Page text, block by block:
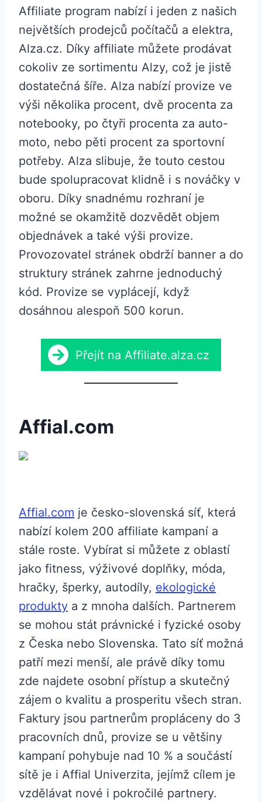
Affiliate program nabízí i jeden z našich
největších prodejců počítačů a elektra,
Alza.cz. Díky affiliate můžete prodávat
cokoliv ze sortimentu Alzy, což je jistě
dostatečná šíře. Alza nabízí provize ve
výši několika procent, dvě procenta za
notebooky, po čtyři procenta za auto-
moto, nebo pěti procent za sportovní
potřeby. Alza slibuje, že touto cestou
bude spolupracovat klidně i s nováčky v
oboru. Díky snadnému rozhraní je
možné se okamžitě dozvědět objem
objednávek a také výši provize.
Provozovatel stránek obdrží banner a do
struktury stránek zahrne jednoduchý
kód. Provize se vyplácejí, když
dosáhnou alespoň 500 korun.
Přejít na Affiliate.alza.cz
Affial.com
Affial.com je česko-slovenská síť, která
nabízí kolem 200 affiliate kampaní a
stále roste. Vybírat si můžete z oblastí
jako fitness, výživové doplňky, móda,
hračky, šperky, autodíly, ekologické
produkty a z mnoha dalších. Partnerem
se mohou stát právnické i fyzické osoby
z Česka nebo Slovenska. Tato síť možná
patří mezi menší, ale právě díky tomu
zde najdete osobní přístup a skutečný
zájem o kvalitu a prosperitu všech stran.
Faktury jsou partnerům propláceny do 3
pracovních dnů, provize se u většiny
kampaní pohybuje nad 10 % a součástí
sítě je i Affial Univerzita, jejímž cílem je
vzdělávat nové i pokročilé partnery.